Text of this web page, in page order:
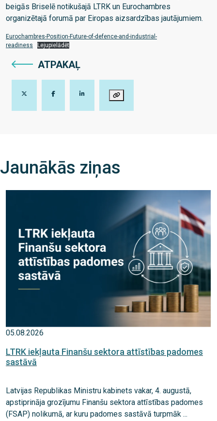
beigās Briselē notikušajā LTRK un Eurochambres
organizētajā forumā par Eiropas aizsardzības jautājumiem.
Eurochambres-Position-Future-of-defence-and-industrial-
readiness
Lejupielādēt
ATPAKAĻ
Jaunākās ziņas
05.08.2026
LTRK iekļauta Finanšu sektora attīstības padomes
sastāvā
Latvijas Republikas Ministru kabinets vakar, 4. augustā,
apstiprināja grozījumu Finanšu sektora attīstības padomes
(FSAP) nolikumā, ar kuru padomes sastāvā turpmāk ...